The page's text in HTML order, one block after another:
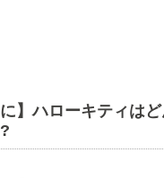
に】ハローキティは